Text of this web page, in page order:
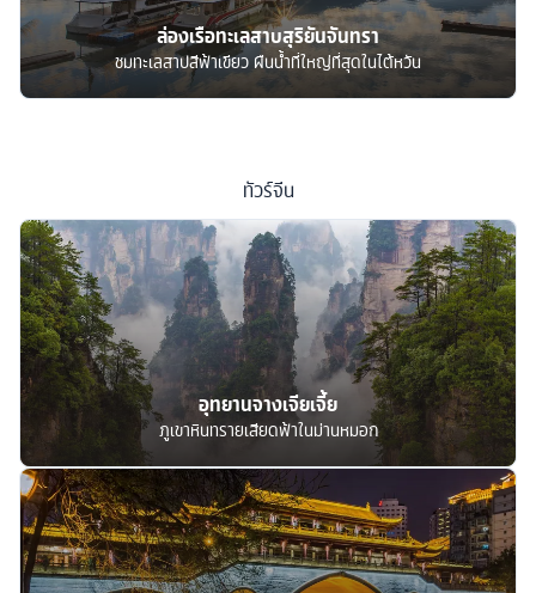
ล่องเรือทะเลสาบสุริยันจันทรา
ชมทะเลสาปสีฟ้าเขียว ผืนน้ำที่ใหญ่ที่สุดในไต้หวัน
ทัวร์จีน
อุทยานจางเจียเจี้ย
ภูเขาหินทรายเสียดฟ้าในม่านหมอก